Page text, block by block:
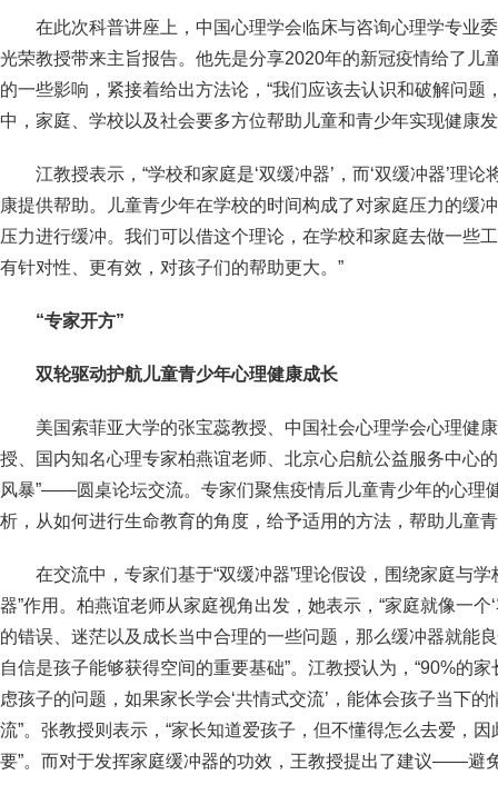
在此次科普讲座上，中国心理学会临床与咨询心理学专业
光荣教授带来主旨报告。他先是分享2020年的新冠疫情给了儿
的一些影响，紧接着给出方法论，“我们应该去认识和破解问题
中，家庭、学校以及社会要多方位帮助儿童和青少年实现健康发
江教授表示，“学校和家庭是‘双缓冲器’，而‘双缓冲器’理
康提供帮助。儿童青少年在学校的时间构成了对家庭压力的缓
压力进行缓冲。我们可以借这个理论，在学校和家庭去做一些
有针对性、更有效，对孩子们的帮助更大。”
“专家开方”
双轮驱动护航儿童青少年心理健康成长
美国索菲亚大学的张宝蕊教授、中国社会心理学会心理健
授、国内知名心理专家柏燕谊老师、北京心启航公益服务中心
风暴”——圆桌论坛交流。专家们聚焦疫情后儿童青少年的心理
析，从如何进行生命教育的角度，给予适用的方法，帮助儿童
在交流中，专家们基于“双缓冲器”理论假设，围绕家庭与
器”作用。柏燕谊老师从家庭视角出发，她表示，“家庭就像一个
的错误、迷茫以及成长当中合理的一些问题，那么缓冲器就能
自信是孩子能够获得空间的重要基础”。江教授认为，“90%的
虑孩子的问题，如果家长学会‘共情式交流’，能体会孩子当下
流”。张教授则表示，“家长知道爱孩子，但不懂得怎么去爱，
要”。而对于发挥家庭缓冲器的功效，王教授提出了建议——避